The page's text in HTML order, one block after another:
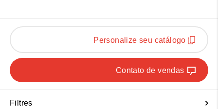
Personalize seu catálogo
Contato de vendas
Filtres